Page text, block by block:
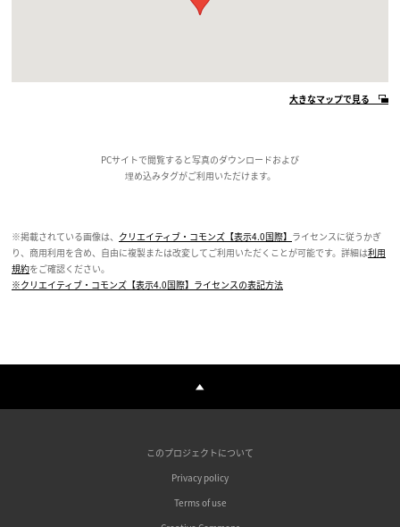
大きなマップで見る
PCサイトで閲覧すると写真のダウンロードおよび
埋め込みタグがご利用いただけます。
※掲載されている画像は、 クリエイティブ・コモンズ【表示4.0国際】 ライセンスに従うかぎ
り、商用利用を含め、自由に複製または改変してご利用いただくことが可能です。詳細は利用
規約をご確認ください。
※クリエイティブ・コモンズ【表示4.0国際】ライセンスの表記方法
このプロジェクトについて
Privacy policy
Terms of use